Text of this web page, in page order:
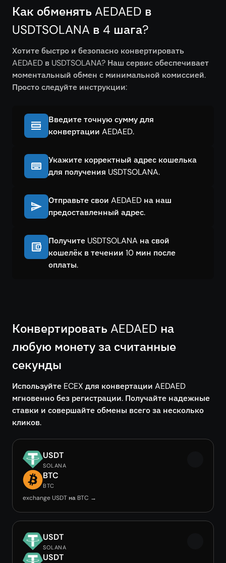
Как обменять AEDAED в
USDTSOLANA в 4 шага?
Хотите быстро и безопасно конвертировать
AEDAED в USDTSOLANA? Наш сервис обеспечивает
моментальный обмен с минимальной комиссией.
Просто следуйте инструкции:
Введите точную сумму для
конвертации AEDAED.
Укажите корректный адрес кошелька
для получения USDTSOLANA.
Отправьте свои AEDAED на наш
предоставленный адрес.
Получите USDTSOLANA на свой
кошелёк в течении 10 мин после
оплаты.
Конвертировать AEDAED на
любую монету за считанные
секунды
Используйте ECEX для конвертации AEDAED
мгновенно без регистрации. Получайте надежные
ставки и совершайте обмены всего за несколько
кликов.
USDT
SOLANA
BTC
BTC
exchange USDT на BTC →
USDT
SOLANA
USDT